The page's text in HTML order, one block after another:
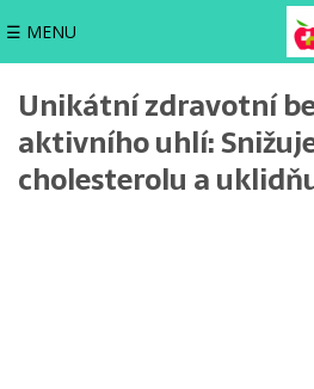
☰ MENU
Unikátní zdravotní
aktivního uhlí:
cholesterolu a